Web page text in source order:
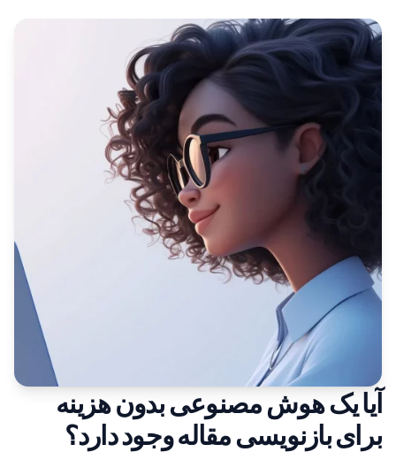
آیا یک هوش مصنوعی بدون هزینه
برای بازنویسی مقاله وجود دارد؟